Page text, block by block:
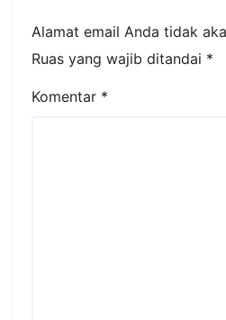
Alamat email Anda tidak
Ruas yang wajib ditandai *
Komentar *